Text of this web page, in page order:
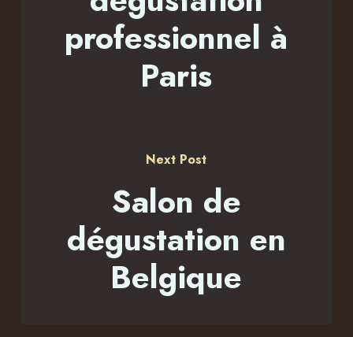
professionnel à
Paris
Next Post
Salon de
dégustation en
Belgique